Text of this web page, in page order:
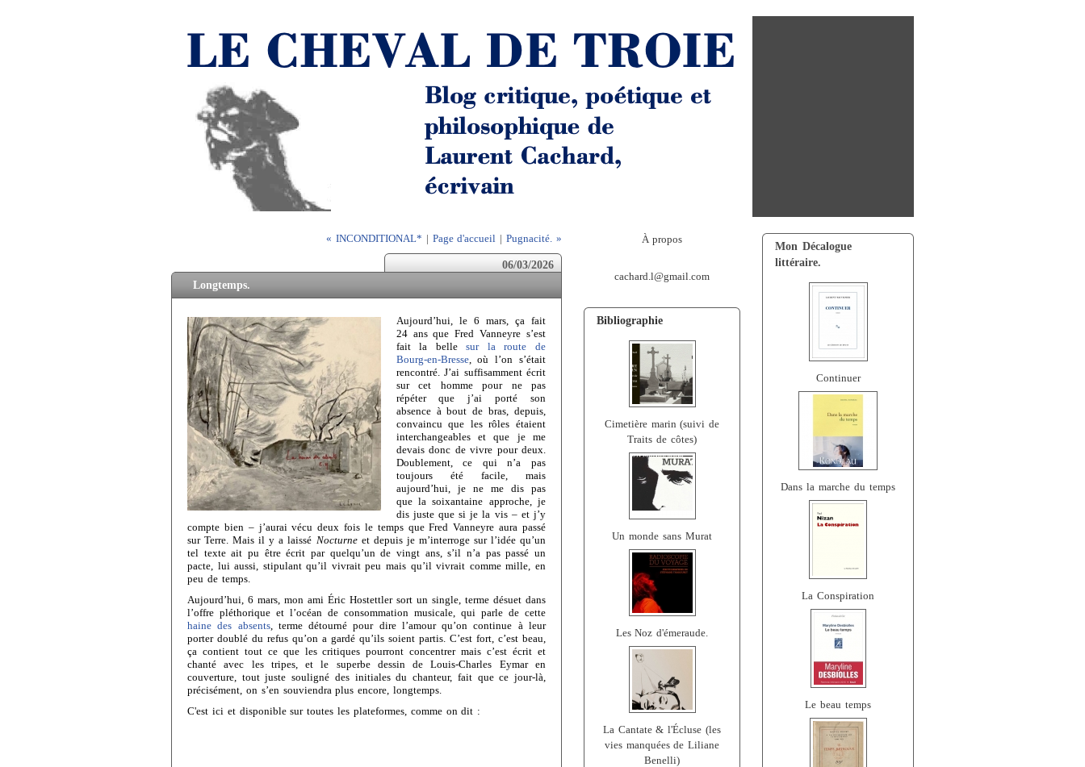
Mon Décalogue
littéraire.
Continuer
Dans la marche du temps
La Conspiration
Le beau temps
À propos
cachard.l@gmail.com
Bibliographie
Cimetière marin (suivi de
Traits de côtes)
Un monde sans Murat
Les Noz d'émeraude.
La Cantate & l'Écluse (les
vies manquées de Liliane
Benelli)
« INCONDITIONAL* Page d'accueil |Pugnacité. »
06/03/2026
Longtemps.
Aujourd’hui, le 6 mars, ça fait
24 ans que Fred Vanneyre s’est
fait la bellesur la route de
Bourg-en-Bresse, où l’on s’était
rencontré. J’ai suffisamment écrit
sur cet homme pour ne pas
répéter que j’ai porté son
absence à bout de bras, depuis,
convaincu que les rôles étaient
interchangeables et que je me
devais donc de vivre pour deux.
Doublement, ce qui n’a pas
toujours été facile, mais
aujourd’hui, je ne me dis pas
que la soixantaine approche, je
dis juste que si je la vis – et j’y
compte bien – j’aurai vécu deux fois le temps que Fred Vanneyre aura passé
sur Terre. Mais il y a laissé Nocturneet depuis je m’interroge sur l’idée qu’un
tel texte ait pu être écrit par quelqu’un de vingt ans, s’il n’a pas passé un
pacte, lui aussi, stipulant qu’il vivrait peu mais qu’il vivrait comme mille, en
peu de temps.
Aujourd’hui, 6 mars, mon ami Éric Hostettler sort un single, terme désuet dans
l’offre pléthorique et l’océan de consommation musicale, qui parle de cette
haine des absents, terme détourné pour dire l’amour qu’on continue à leur
porter doublé du refus qu’on a gardé qu’ils soient partis. C’est fort, c’est beau,
ça contient tout ce que les critiques pourront concentrer mais c’est écrit et
chanté avec les tripes, et le superbe dessin de Louis-Charles Eymar en
couverture, tout juste souligné des initiales du chanteur, fait que ce jour-là,
précisément, on s’en souviendra plus encore, longtemps.
C'est ici et disponible sur toutes les plateformes, comme on dit :